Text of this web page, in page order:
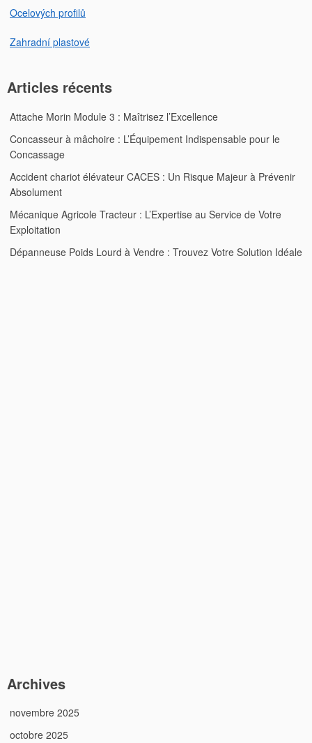
Ocelových profilů
Zahradní plastové
Articles récents
Attache Morin Module 3 : Maîtrisez l’Excellence
Concasseur à mâchoire : L’Équipement Indispensable pour le
Concassage
Accident chariot élévateur CACES : Un Risque Majeur à Prévenir
Absolument
Mécanique Agricole Tracteur : L’Expertise au Service de Votre
Exploitation
Dépanneuse Poids Lourd à Vendre : Trouvez Votre Solution Idéale
Archives
novembre 2025
octobre 2025